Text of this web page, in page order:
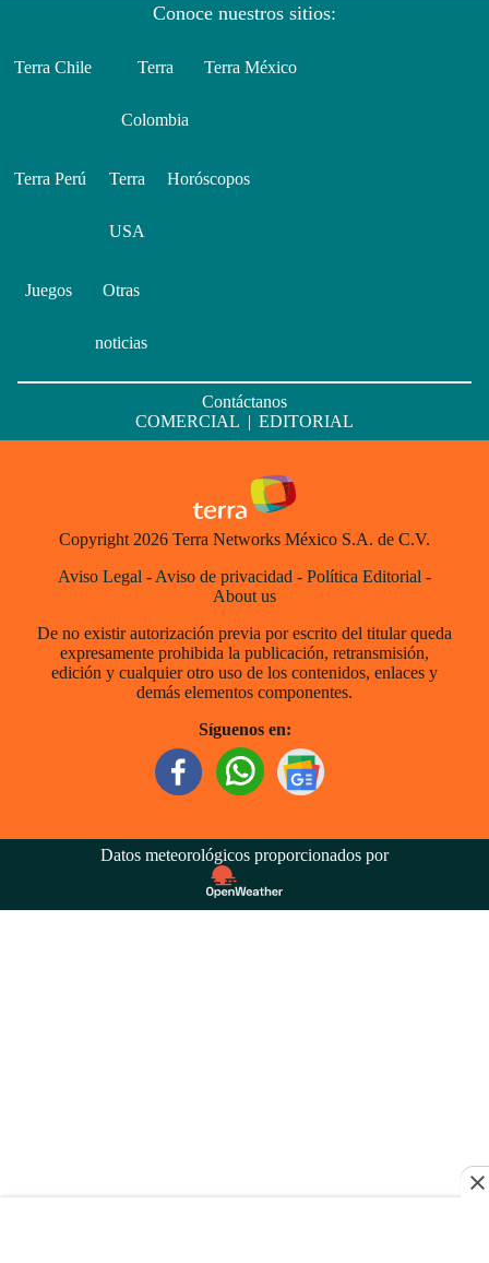
Conoce nuestros sitios:
Terra Chile Terra
Colombia
Terra México
Terra Perú Terra
USA
Horóscopos
Juegos Otras
noticias
Contáctanos
COMERCIAL
EDITORIAL
Copyright 2026 Terra Networks México S.A. de C.V.
Aviso Legal - Aviso de privacidad - Política Editorial -
About us
De no existir autorización previa por escrito del titular queda
expresamente prohibida la publicación, retransmisión,
edición y cualquier otro uso de los contenidos, enlaces y
demás elementos componentes.
Síguenos en:
Datos meteorológicos proporcionados por